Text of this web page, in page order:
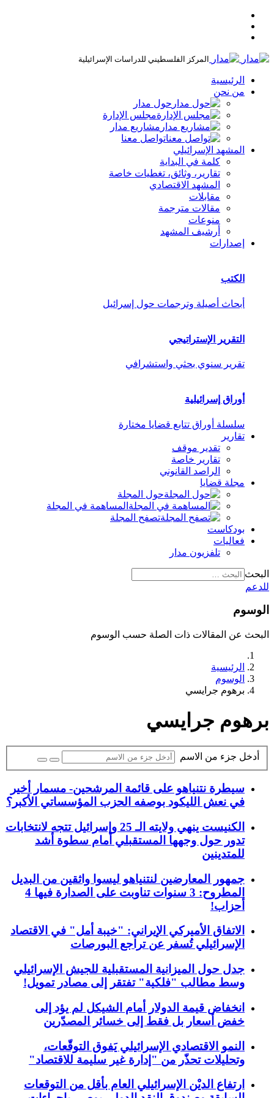
المركز الفلسطيني للدراسات الإسرائيلية
الرئيسية
من نحن
حول مدار
مجلس الإدارة
مشاريع مدار
تواصل معنا
المشهد الإسرائيلي
كلمة في البداية
تقارير، وثائق، تغطيات خاصة
المشهد الاقتصادي
مقابلات
مقالات مترجمة
منوعات
أرشيف المشهد
إصدارات
الكتب
أبحاث أصيلة وترجمات حول إسرائيل
التقرير الإستراتيجي
تقرير سنوي بحثي واستشرافي
أوراق إسرائيلية
سلسلة أوراق تتابع قضايا مختارة
تقارير
تقدير موقف
تقارير خاصة
الراصد القانوني
مجلة قضايا
حول المجلة
المساهمة في المجلة
تصفح المجلة
بودكاست
فعاليات
تلفزيون مدار
البحث
للدعم
الوسوم
البحث عن المقالات ذات الصلة حسب الوسوم
الرئيسية
الوسوم
برهوم جرايسي
برهوم جرايسي
أدخل جزء من الاسم
سيطرة نتنياهو على قائمة المرشحين- مسمار أخير
في نعش الليكود بوصفه الحزب المؤسساتي الأكبر؟
الكنيست ينهي ولايته الـ 25 وإسرائيل تتجه لانتخابات
تدور حول وجهها المستقبلي أمام سطوة أشد
للمتدينين
جمهور المعارضين لنتنياهو ليسوا واثقين من البديل
المطروح: 3 سنوات تناوبت على الصدارة فيها 4
أحزاب!
الاتفاق الأميركي الإيراني: "خيبة أمل" في الاقتصاد
الإسرائيلي تُسفر عن تراجع البورصات
جدل حول الميزانية المستقبلية للجيش الإسرائيلي
وسط مطالب "فلكية" تفتقر إلى مصادر تمويل!
انخفاض قيمة الدولار أمام الشيكل لم يؤد إلى
خفض أسعار بل فقط إلى خسائر المصدّرين
النمو الاقتصادي الإسرائيلي يَفوق التوقّعات،
وتحليلات تحذّر من "إدارة غير سليمة للاقتصاد"
ارتفاع الديْن الإسرائيلي العام بأقل من التوقعات